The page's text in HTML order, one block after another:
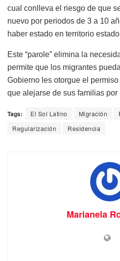
cual conlleva el riesgo de que
nuevo por periodos de 3 a 10
haber estado en territorio
Este “parole” elimina la
permite que los migrantes
Gobierno les otorgue el
que alejarse de sus familias
Tags: El Sol Latino Migración
Regularización
Residencia
Marianela